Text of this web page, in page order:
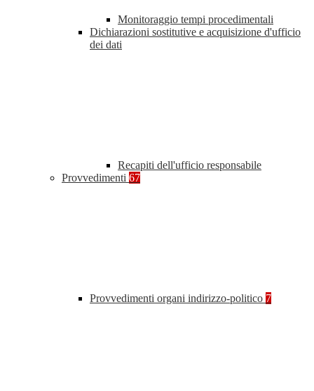
Monitoraggio tempi procedimentali
Dichiarazioni sostitutive e acquisizione d'ufficio
dei dati
Recapiti dell'ufficio responsabile
Provvedimenti 67
Provvedimenti organi indirizzo-politico 7